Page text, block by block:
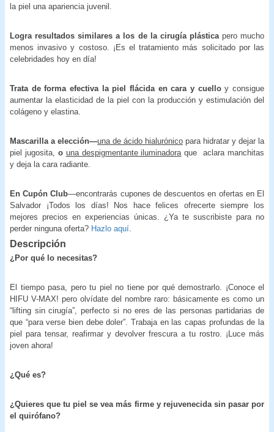
la piel una apariencia juvenil.
Logra resultados similares a los de la cirugía plásticapero mucho
menos invasivo y costoso. ¡Es el tratamiento más solicitado por las
celebridades hoy en día!
Trata de forma efectiva la piel flácida en cara y cuelloy consigue
aumentar la elasticidad de la piel con la producción y estimulación del
colágeno y elastina.
Mascarilla a elección—una de ácido hialurónico para hidratar y dejar la
piel jugosita, o una despigmentante iluminadora que aclara manchitas
y deja la cara radiante.
En Cupón Club—encontrarás cupones de descuentos en ofertas en El
Salvador ¡Todos los días! Nos hace felices ofrecerte siempre los
mejores precios en experiencias únicas. ¿Ya te suscribiste para no
perder ninguna oferta? Hazlo aquí
Descripción
¿Por qué lo necesitas?
El tiempo pasa, pero tu piel no tiene por qué demostrarlo. ¡Conoce el
HIFU V-MAX! pero olvídate del nombre raro: básicamente es como un
“lifting sin cirugía”, perfecto si no eres de las personas partidarias de
que “para verse bien debe doler”. Trabaja en las capas profundas de la
piel para tensar, reafirmar y devolver frescura a tu rostro. ¡Luce más
joven ahora!
¿Qué es?
¿Quieres que tu piel se vea más firme y rejuvenecida sin pasar por
el quirófano?